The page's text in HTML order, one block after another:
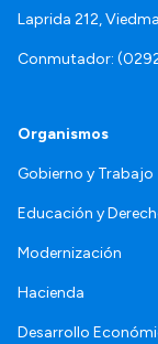
Laprida 212,
Conmutador:
Organismos
Gobierno y Trabajo
Educación y
Modernización
Hacienda
Desarrollo